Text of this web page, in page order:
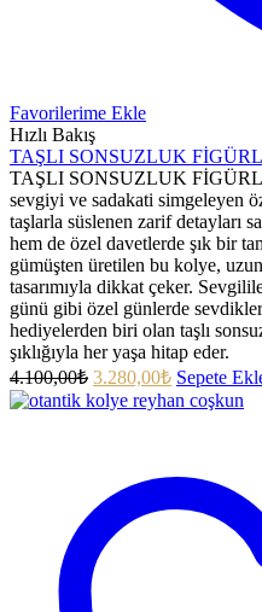
Favorilerime Ekle
Hızlı Bakış
TAŞLI SONSUZLUK
TAŞLI SONSUZLUK
sevgiyi ve sadakati simgeleyen
taşlarla süslenen zarif detayları
hem de özel davetlerde şık bir
gümüşten üretilen bu kolye,
tasarımıyla dikkat çeker.
günü gibi özel günlerde
hediyelerden biri olan taşlı
şıklığıyla her yaşa hitap eder.
4.100,00₺ 3.280,00₺ Sepete